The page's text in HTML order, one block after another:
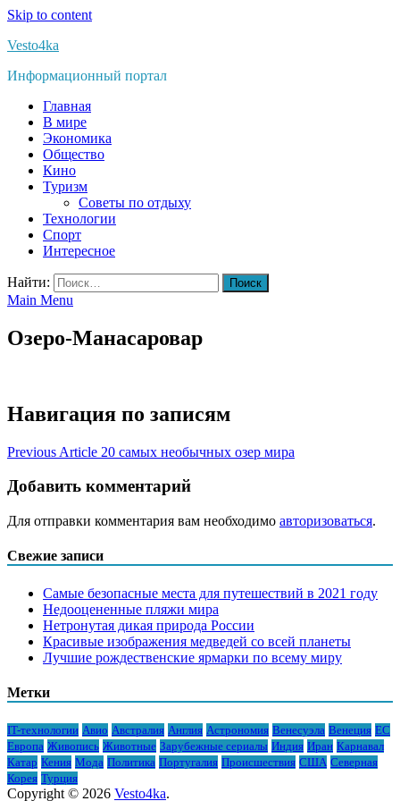
Skip to content
Vesto4ka
Информационный портал
Главная
В мире
Экономика
Общество
Кино
Туризм
Советы по отдыху
Технологии
Спорт
Интересное
Найти:
Main Menu
Озеро-Манасаровар
Навигация по записям
Previous Article 20 самых необычных озер мира
Добавить комментарий
Для отправки комментария вам необходимо авторизоваться.
Свежие записи
Самые безопасные места для путешествий в 2021 году
Недооцененные пляжи мира
Нетронутая дикая природа России
Красивые изображения медведей со всей планеты
Лучшие рождественские ярмарки по всему миру
Метки
IT-технологии Авио Австралия Англия Астрономия Венесуэла Венеция ЕС
Европа Живопись Животные Зарубежные сериалы Индия Иран Карнавал
Катар Кения Мода Политика Португалия Происшествия США Северная
Корея Турция
Copyright © 2026 Vesto4ka.